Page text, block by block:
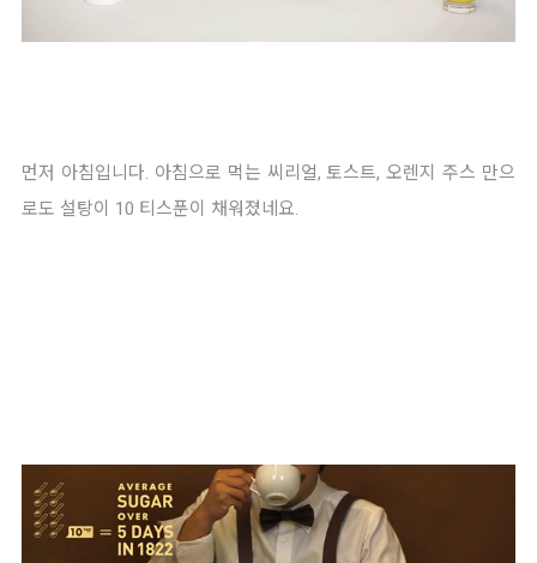
먼저 아침입니다. 아침으로 먹는 씨리얼, 토스트, 오렌지 주스 만으
로도 설탕이 10 티스푼이 채워졌네요.